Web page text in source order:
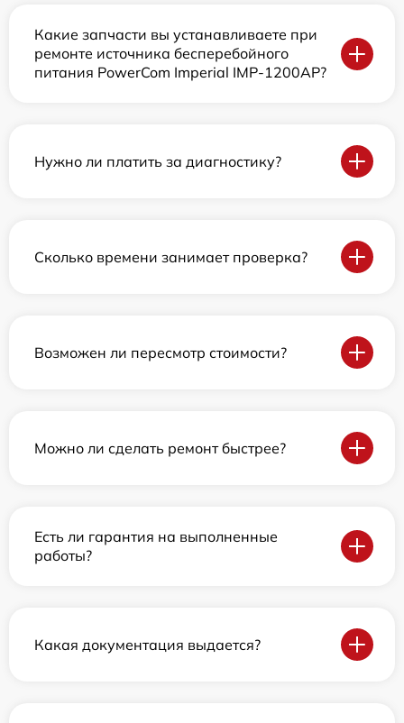
Какие запчасти вы устанавливаете при
ремонте источника бесперебойного
питания PowerCom Imperial IMP-1200AP?
Нужно ли платить за диагностику?
Сколько времени занимает проверка?
Возможен ли пересмотр стоимости?
Можно ли сделать ремонт быстрее?
Есть ли гарантия на выполненные
работы?
Какая документация выдается?